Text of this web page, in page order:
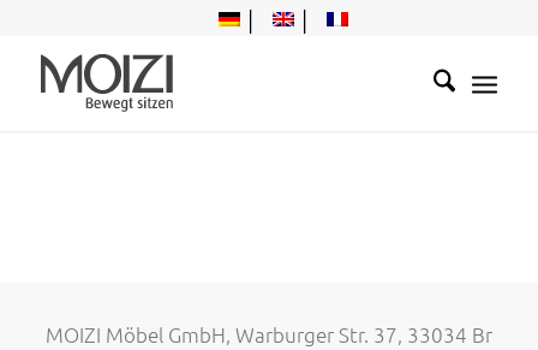
MOIZI Möbel GmbH, Warburger Str. 37, 33034 Br